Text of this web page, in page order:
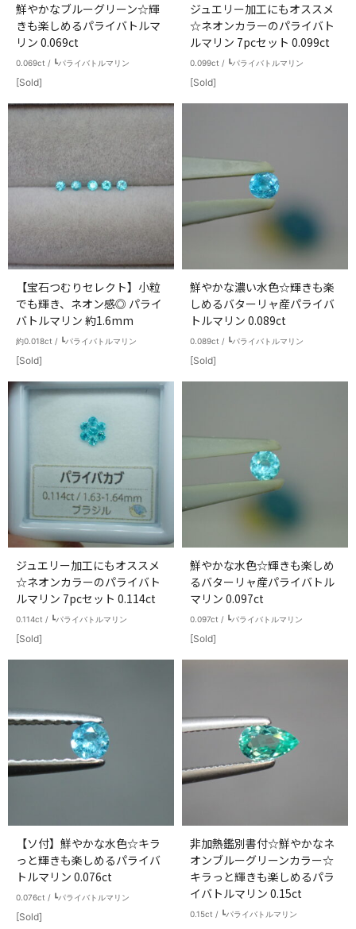
鮮やかなブルーグリーン☆輝
きも楽しめるパライバトルマ
リン 0.069ct
0.069ct / ┗パライバトルマリン
[Sold]
ジュエリー加工にもオススメ
☆ネオンカラーのパライバト
ルマリン 7pcセット 0.099ct
0.099ct / ┗パライバトルマリン
[Sold]
【宝石つむりセレクト】小粒
でも輝き、ネオン感◎ パライ
バトルマリン 約1.6mm
約0.018ct / ┗パライバトルマリン
[Sold]
鮮やかな濃い水色☆輝きも楽
しめるバターリャ産パライバ
トルマリン 0.089ct
0.089ct / ┗パライバトルマリン
[Sold]
ジュエリー加工にもオススメ
☆ネオンカラーのパライバト
ルマリン 7pcセット 0.114ct
0.114ct / ┗パライバトルマリン
[Sold]
鮮やかな水色☆輝きも楽しめ
るバターリャ産パライバトル
マリン 0.097ct
0.097ct / ┗パライバトルマリン
[Sold]
【ソ付】鮮やかな水色☆キラ
っと輝きも楽しめるパライバ
トルマリン 0.076ct
0.076ct / ┗パライバトルマリン
[Sold]
非加熱鑑別書付☆鮮やかなネ
オンブルーグリーンカラー☆
キラっと輝きも楽しめるパラ
イバトルマリン 0.15ct
0.15ct / ┗パライバトルマリン